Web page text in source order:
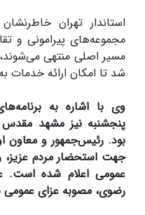
استاندار تهران
مجموعه‌های پیرامونی و
مسیر اصلی منتهی
شد تا امکان ارائه خدمات
وی با اشاره به
پنجشنبه نیز مشهد
بود. رئیس‌جمهور و معاون
جهت استحضار مردم عزیز،
عمومی اعلام شده است.
رضوی، مصوبه عزای